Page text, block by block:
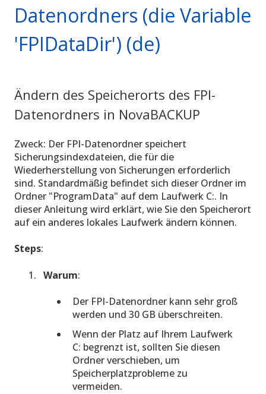
Datenordners (die Variable
'FPIDataDir') (de)
Ändern des Speicherorts des FPI-
Datenordners in NovaBACKUP
Zweck: Der FPI-Datenordner speichert
Sicherungsindexdateien, die für die
Wiederherstellung von Sicherungen erforderlich
sind. Standardmäßig befindet sich dieser Ordner im
Ordner "ProgramData" auf dem Laufwerk C:. In
dieser Anleitung wird erklärt, wie Sie den Speicherort
auf ein anderes lokales Laufwerk ändern können.
Steps:
Warum:
Der FPI-Datenordner kann sehr groß
werden und 30 GB überschreiten.
Wenn der Platz auf Ihrem Laufwerk
C: begrenzt ist, sollten Sie diesen
Ordner verschieben, um
Speicherplatzprobleme zu
vermeiden.